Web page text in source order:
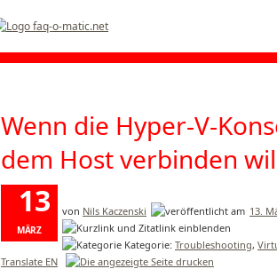
Wenn die Hyper-V-
dem Host verbinden
13
MÄRZ
von Nils Kaczenski 13.
Kategorie: Troubleshooting,
Translate EN